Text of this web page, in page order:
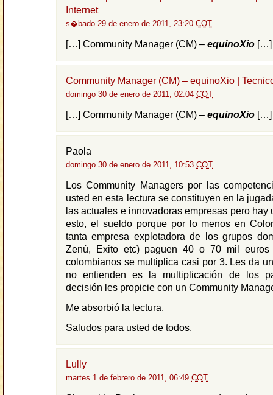
Internet
s�bado 29 de enero de 2011, 23:20 COT
[…] Community Manager (CM) – equinoXio […]
Community Manager (CM) – equinoXio |
domingo 30 de enero de 2011, 02:04 COT
[…] Community Manager (CM) – equinoXio […]
Paola
domingo 30 de enero de 2011, 10:53 COT
Los Community Managers por las
usted en esta lectura se constituyen en la
las actuales e innovadoras empresas pero hay
esto, el sueldo porque por lo menos en
tanta empresa explotadora de los grupos
Zenù, Exito etc) paguen 40 o 70 mil euros
colombianos se multiplica casi por 3. Les da
no entienden es la multiplicación de los
decisión les propicie con un Community
Me absorbió la lectura.
Saludos para usted de todos.
Lully
martes 1 de febrero de 2011, 06:49 COT